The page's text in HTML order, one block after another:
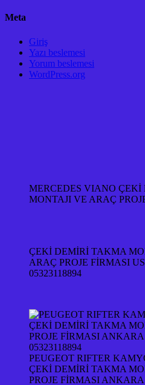
Meta
Giriş
Yazı beslemesi
Yorum beslemesi
WordPress.org
MERCEDES VIANO
MONTAJI VE ARAÇ
ÇEKİ DEMİRİ TAKMA
ARAÇ PROJE FİRMASI
05323118894
PEUGEOT RIFTER
ÇEKİ DEMİRİ TAKMA
PROJE FİRMASI